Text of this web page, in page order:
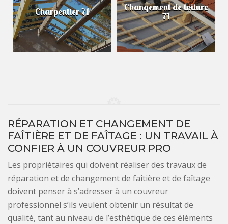
Charpentier 71 Changement de toiture
71
RÉPARATION ET CHANGEMENT DE
FAÎTIÈRE ET DE FAÎTAGE : UN TRAVAIL À
CONFIER À UN COUVREUR PRO
Les propriétaires qui doivent réaliser des travaux de
réparation et de changement de faîtière et de faîtage
doivent penser à s’adresser à un couvreur
professionnel s’ils veulent obtenir un résultat de
qualité, tant au niveau de l’esthétique de ces éléments